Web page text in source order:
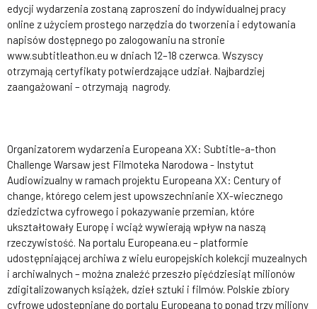
edycji wydarzenia zostaną zaproszeni do indywidualnej pracy
online z użyciem prostego narzędzia do tworzenia i edytowania
napisów dostępnego po zalogowaniu na stronie
www.subtitleathon.eu w dniach 12–18 czerwca. Wszyscy
otrzymają certyfikaty potwierdzające udział. Najbardziej
zaangażowani – otrzymają nagrody.
Organizatorem wydarzenia Europeana XX: Subtitle-a-thon
Challenge Warsaw jest Filmoteka Narodowa - Instytut
Audiowizualny w ramach projektu Europeana XX: Century of
change, którego celem jest upowszechnianie XX-wiecznego
dziedzictwa cyfrowego i pokazywanie przemian, które
ukształtowały Europę i wciąż wywierają wpływ na naszą
rzeczywistość. Na portalu Europeana.eu – platformie
udostępniającej archiwa z wielu europejskich kolekcji muzealnych
i archiwalnych – można znaleźć przeszło pięćdziesiąt milionów
zdigitalizowanych książek, dzieł sztuki i filmów. Polskie zbiory
cyfrowe udostępniane do portalu Europeana to ponad trzy miliony